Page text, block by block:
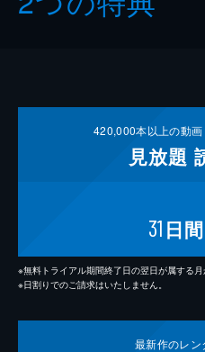
420,000本以上の動
見放題
31 日間
※無料トライアル期間終了日の翌日が属する月
※日割りでのご請求はいたしません。
最新作のレン